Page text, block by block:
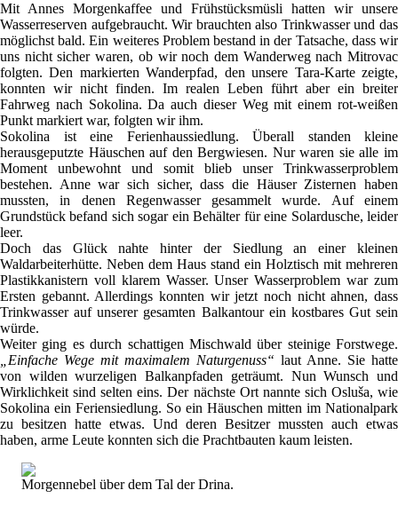
Mit Annes Morgenkaffee und Frühstücksmüsli hatten wir unsere
Wasserreserven aufgebraucht. Wir brauchten also Trinkwasser und das
möglichst bald. Ein weiteres Problem bestand in der Tatsache, dass wir
uns nicht sicher waren, ob wir noch dem Wanderweg nach Mitrovac
folgten. Den markierten Wanderpfad, den unsere Tara-Karte zeigte,
konnten wir nicht finden. Im realen Leben führt aber ein breiter
Fahrweg nach Sokolina. Da auch dieser Weg mit einem rot-weißen
Punkt markiert war, folgten wir ihm.
Sokolina ist eine Ferienhaussiedlung. Überall standen kleine
herausgeputzte Häuschen auf den Bergwiesen. Nur waren sie alle im
Moment unbewohnt und somit blieb unser Trinkwasserproblem
bestehen. Anne war sich sicher, dass die Häuser Zisternen haben
mussten, in denen Regenwasser gesammelt wurde. Auf einem
Grundstück befand sich sogar ein Behälter für eine Solardusche, leider
leer.
Doch das Glück nahte hinter der Siedlung an einer kleinen
Waldarbeiterhütte. Neben dem Haus stand ein Holztisch mit mehreren
Plastikkanistern voll klarem Wasser. Unser Wasserproblem war zum
Ersten gebannt. Allerdings konnten wir jetzt noch nicht ahnen, dass
Trinkwasser auf unserer gesamten Balkantour ein kostbares Gut sein
würde.
Weiter ging es durch schattigen Mischwald über steinige Forstwege.
„Einfache Wege mit maximalem Naturgenuss“ laut Anne. Sie hatte
von wilden wurzeligen Balkanpfaden geträumt. Nun Wunsch und
Wirklichkeit sind selten eins. Der nächste Ort nannte sich Osluša, wie
Sokolina ein Feriensiedlung. So ein Häuschen mitten im Nationalpark
zu besitzen hatte etwas. Und deren Besitzer mussten auch etwas
haben, arme Leute konnten sich die Prachtbauten kaum leisten.
Morgennebel über dem Tal der Drina.